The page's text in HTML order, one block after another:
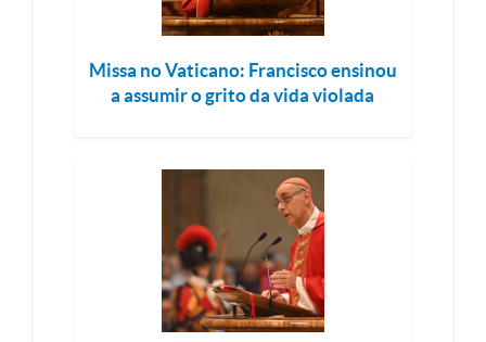
Missa no Vaticano: Francisco ensinou
a assumir o grito da vida violada